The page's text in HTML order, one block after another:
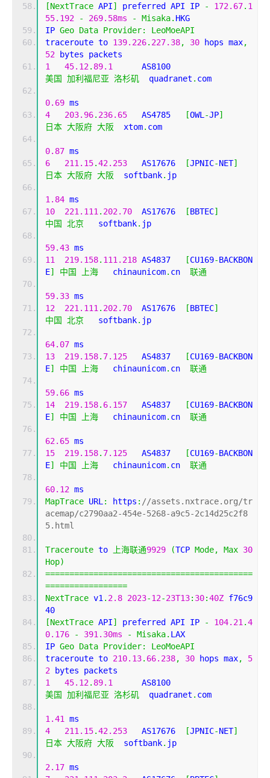
[NextTrace API] preferred API IP - 172.67. 1
55.192
- 269.58ms - Misaka. HKG
IP Geo Data Provider:
LeoMoeAPI
traceroute to 139.226. 227.38, 30 hops max,
52 bytes packets
1
45.12. 89.1
美国
加利福尼亚 洛杉矶
  quadranet
. com
0.69 ms
4
203.96. 236.65
   AS4785
[OWL -JP]
日本 大阪府 大阪
  xtom
. com
0.87 ms
6
211.15.42.253
   AS17676
[JPNIC-NET]
日本 大阪府 大阪
  softbank
. jp
1.84 ms
10
221.111 . 202.70
  AS17676
[BBTEC]
中国
北京
   softbank
. jp
59.43 ms
11
219.158. 111.218 AS4837 [CU169-BACKBON
E] 中国 上海
   chinaunicom
. cn 联通
59.33 ms
12
221.111 . 202.70
  AS17676
[BBTEC]
中国
北京
   softbank
. jp
64.07 ms
13
219.158. 7.125
   AS4837
[CU169-BACKBON
E] 中国 上海
   chinaunicom
. cn 联通
59.66 ms
14
219.158. 6.157
   AS4837
[CU169-BACKBON
E] 中国 上海
   chinaunicom
. cn 联通
62.65 ms
15
219.158. 7.125
   AS4837
[CU169-BACKBON
E] 中国 上海
   chinaunicom
. cn 联通
60.12 ms
MapTrace URL : https : //assets.nxtrace.org/tr
acemap/c2790aa2-454e-5268-a9c5-2c14d25c2f8
5.html
Traceroute to 上海联通9929 (TCP Mode, Max 30
Hop)
===========================================
=================
NextTrace v1 . 2.8 2023-12-23T13: 30:40Z f76c9
40
[NextTrace API] preferred API IP - 104.21 .4
0.176
- 391.30ms - Misaka. LAX
IP Geo Data Provider:
LeoMoeAPI
traceroute to 210.13. 66.238, 30 hops max,
5
2 bytes packets
1
45.12. 89.1
美国
加利福尼亚 洛杉矶
  quadranet
. com
1.41
ms
4
211.15.42.253
   AS17676
[JPNIC-NET]
日本 大阪府 大阪
  softbank
. jp
2.17 ms